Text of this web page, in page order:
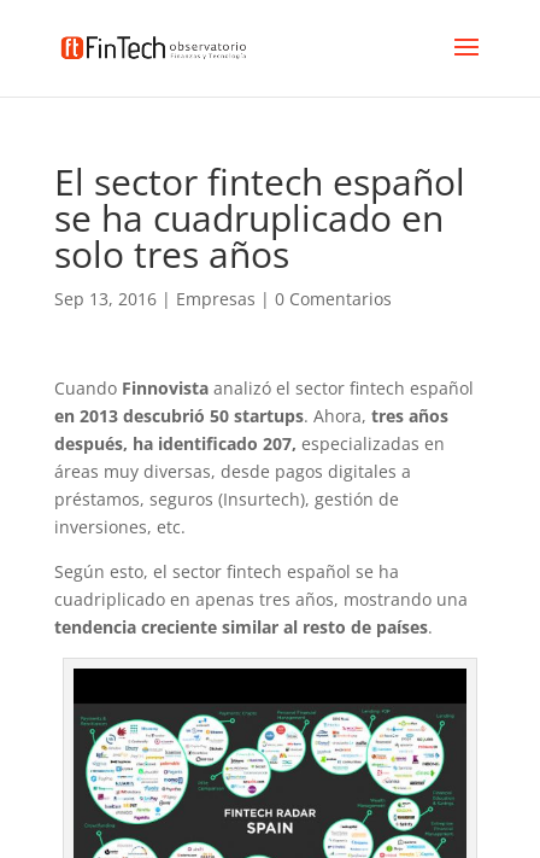
El sector fintech español
se ha cuadruplicado en
solo tres años
Sep 13, 2016| Empresas | 0 Comentarios
Cuando Finnovistaanalizó el sector fintech español
en 2013 descubrió 50 startups. Ahora, tres años
después, ha identificado 207, especializadas en
áreas muy diversas, desde pagos digitales a
préstamos, seguros (Insurtech), gestión de
inversiones, etc.
Según esto, el sector fintech español se ha
cuadriplicado en apenas tres años, mostrando una
tendencia creciente similar al resto de países.